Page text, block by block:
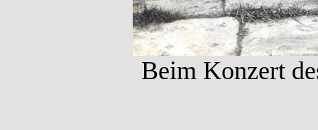
Beim Konzert